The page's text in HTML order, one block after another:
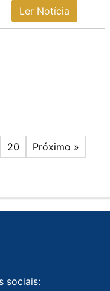
Ler Notícia
20 Próximo »
sociais: